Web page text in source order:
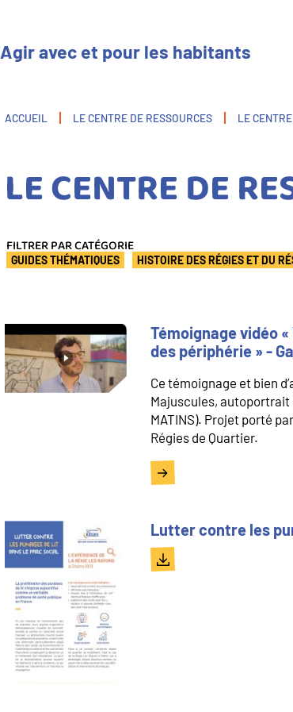
Agir avec et pour les habitants
Fil
ACCUEIL LE CENTRE DE RESSOURCES LE
LE CENTRE DE
FILTRER PAR CATÉGORIE
GUIDES THÉMATIQUES HISTOIRE DES RÉGIES ET DU
Témoignage vidéo
des périphérie » -
Ce témoignage et bien
Majuscules, autoportrait
MATINS). Projet porté
Régies de Quartier.
Lutter contre les
Document